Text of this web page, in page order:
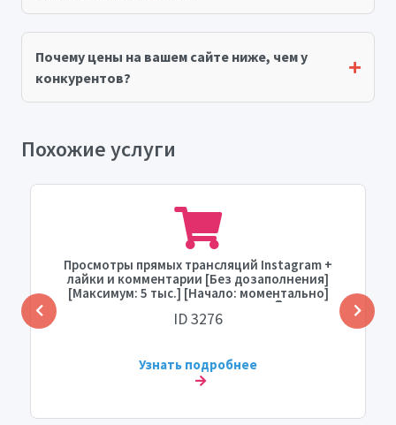
Почему цены на вашем сайте ниже, чем у
конкурентов?
Похожие услуги
Просмотры прямых трансляций Instagram +
лайки и комментарии [Без дозаполнения]
[Максимум: 5 тыс.] [Начало: моментально]
[Скорость: моментально] 🛑
ID 3276
Узнать подробнее